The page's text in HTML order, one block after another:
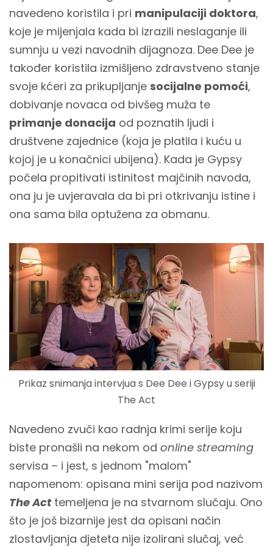
navedeno koristila i pri manipulaciji doktora,
koje je mijenjala kada bi izrazili neslaganje ili
sumnju u vezi navodnih dijagnoza. Dee Dee je
također koristila izmišljeno zdravstveno stanje
svoje kćeri za prikupljanje socijalne pomoći,
dobivanje novaca od bivšeg muža te
primanje donacija od poznatih ljudi i
društvene zajednice (koja je platila i kuću u
kojoj je u konačnici ubijena). Kada je Gypsy
počela propitivati istinitost majčinih navoda,
ona ju je uvjeravala da bi pri otkrivanju istine i
ona sama bila optužena za obmanu.
Prikaz snimanja intervjua s Dee Dee i Gypsy u seriji
The Act
Navedeno zvuči kao radnja krimi serije koju
biste pronašli na nekom od online streaming
servisa – i jest, s jednom "malom"
napomenom: opisana mini serija pod nazivom
The Acttemeljena je na stvarnom slučaju. Ono
što je još bizarnije jest da opisani način
zlostavljanja djeteta nije izolirani slučaj, već